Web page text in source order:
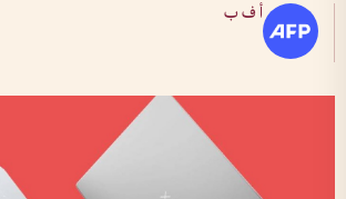
أ ف ب